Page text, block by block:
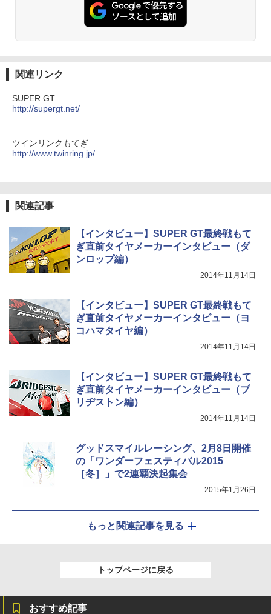
関連リンク
SUPER GT
http://supergt.net/
ツインリンクもてぎ
http://www.twinring.jp/
関連記事
【インタビュー】SUPER GT最終戦もて
ぎ直前タイヤメーカーインタビュー（ダ
ンロップ編）
2014年11月14日
【インタビュー】SUPER GT最終戦もて
ぎ直前タイヤメーカーインタビュー（ヨ
コハマタイヤ編）
2014年11月14日
【インタビュー】SUPER GT最終戦もて
ぎ直前タイヤメーカーインタビュー（ブ
リヂストン編）
2014年11月14日
グッドスマイルレーシング、2月8日開催
の「ワンダーフェスティバル2015
［冬］」で2連覇決起集会
2015年1月26日
もっと関連記事を見る
トップページに戻る
おすすめ記事